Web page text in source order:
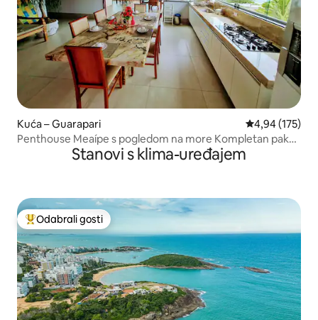
Kuća – Guarapari Prosječna
4,94 (175)
Penthouse Meaípe s pogledom na more Kompletan paket
Stanovi s klima-uređajem
Među najviše rangiranima s oznakom „Odabrali gosti”
Odabrali gosti